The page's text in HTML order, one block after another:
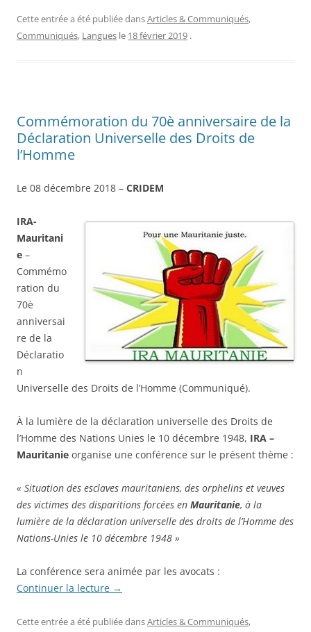
Cette entrée a été publiée dansArticles & Communiqués,
Communiqués, Langues le 18 février 2019 .
Commémoration du 70è anniversaire de la
Déclaration Universelle des Droits de
l’Homme
Le 08 décembre 2018 – CRIDEM
IRA-
Mauritani
e –
Commémo
ration du
70è
anniversai
re de la
Déclaratio
n
Universelle des Droits de l’Homme (Communiqué).
À la lumière de la déclaration universelle des Droits de
l’Homme des Nations Unies le 10 décembre 1948, IRA –
Mauritanie organise une conférence sur le présent thème :
« Situation des esclaves mauritaniens, des orphelins et veuves
des victimes des disparitions forcées en Mauritanie, à la
lumière de la déclaration universelle des droits de l’Homme des
Nations-Unies le 10 décembre 1948 »
La conférence sera animée par les avocats :
Continuer la lecture →
Cette entrée a été publiée dansArticles & Communiqués,